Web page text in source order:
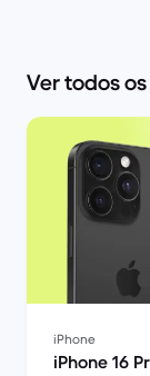
Ver todos
iPhone
iPhone 16